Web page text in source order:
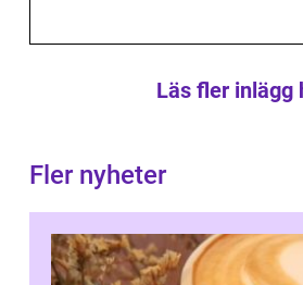
Läs fler inlägg
Fler nyheter